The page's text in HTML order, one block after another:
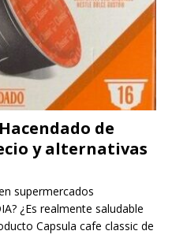
de
y alternativas
supermercados
¿Es realmente saludable
Capsula cafe classic de